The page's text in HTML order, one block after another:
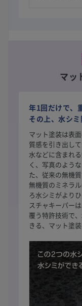
マッ
年1回だけで、
その上、水シ
マット塗装は表
質感を引き出し
水などに含まれ
く、写真のよう
た、従来の無機
無機質のミネラ
ろ水シミがより
スチャキーパー
覆う特許技術で
きる、マット塗